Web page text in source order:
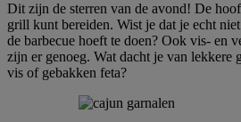
Dit zijn de sterren van de avond! De
grill kunt bereiden. Wist je dat je echt
de barbecue hoeft te doen? Ook vis- en
zijn er genoeg. Wat dacht je van lekkere
vis of gebakken feta?